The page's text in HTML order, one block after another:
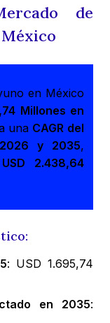
de
en México
Millones en
una CAGR del
y 2035,
USD 2.438,64
: USD 1.695,74
en 2035: